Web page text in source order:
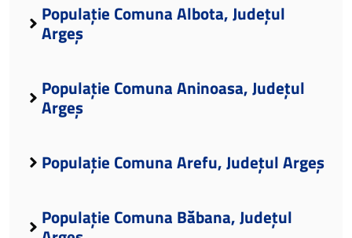
Populație Comuna Albota, Județul
Argeș
Populație Comuna Aninoasa, Județul
Argeș
Populație Comuna Arefu, Județul Argeș
Populație Comuna Băbana, Județul